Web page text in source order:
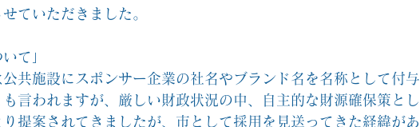
ていただきました。
て」
公共施設にスポンサー企業の社名やブランド名を名称として付与
言われますが、厳しい財政状況の中、自主的な財源確保策とし
提案されてきましたが、市として採用を見送ってきた経緯があ